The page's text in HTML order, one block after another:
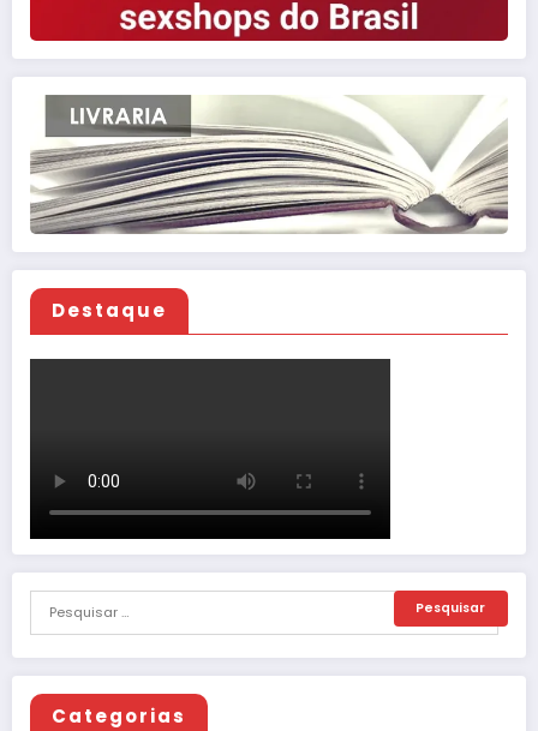
Destaque
Categorias